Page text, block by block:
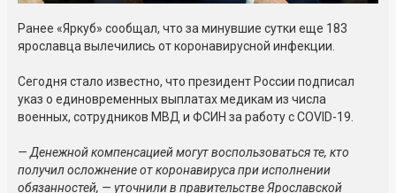
Ранее «Яркуб» сообщал, что за минувшие сутки еще 183
ярославца вылечились от коронавирусной инфекции.
Сегодня стало известно, что президент России подписал
указ о единовременных выплатах медикам из числа
военных, сотрудников МВД и ФСИН за работу с COVID-19.
— Денежной компенсацией могут воспользоваться те, кто
получил осложнение от коронавируса при исполнении
обязанностей, — уточнили в правительстве Ярославской